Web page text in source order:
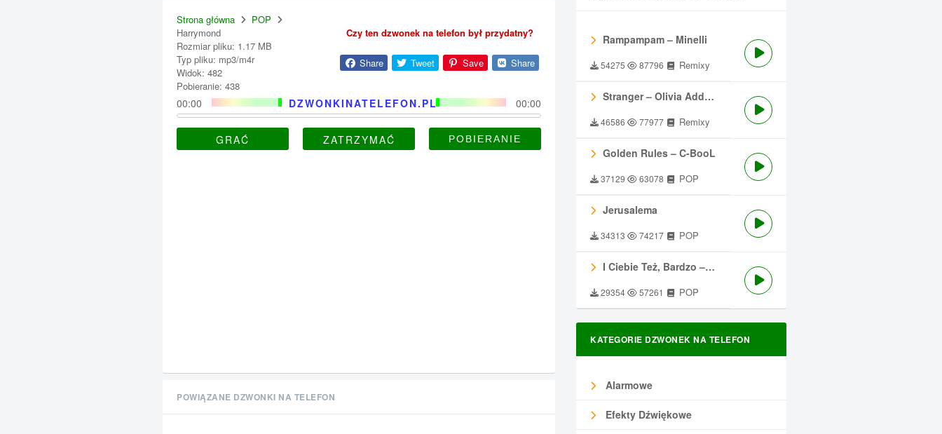
Strona główna
POP
Harrymond
Rozmiar pliku: 1.17 MB
Typ pliku: mp3/m4r
Widok: 482
Pobieranie: 438
Czy ten dzwonek na telefon był przydatny?
Share Tweet Save Share
DZWONKINATELEFON.PL
00:00 00:00
GRAĆ ZATRZYMAĆ
Rampampam – Minelli
54275 87796 Remixy
Stranger – Olivia Addams
46586 77977 Remixy
Golden Rules – C-BooL
37129 63078 POP
Jerusalema
34313 74217 POP
I Ciebie Też, Bardzo – Męskie Granie
29354 57261 POP
KATEGORIE DZWONEK NA TELEFON
Alarmowe
Efekty Dźwiękowe
POWIĄZANE DZWONKI NA TELEFON